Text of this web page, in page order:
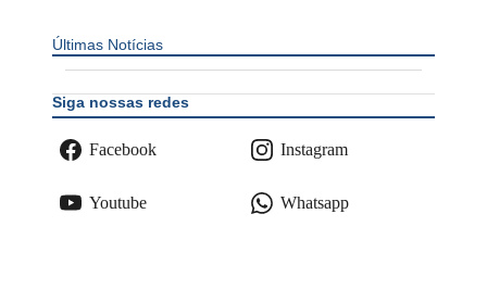
Últimas Notícias
Siga nossas redes
Facebook Instagram
Youtube Whatsapp